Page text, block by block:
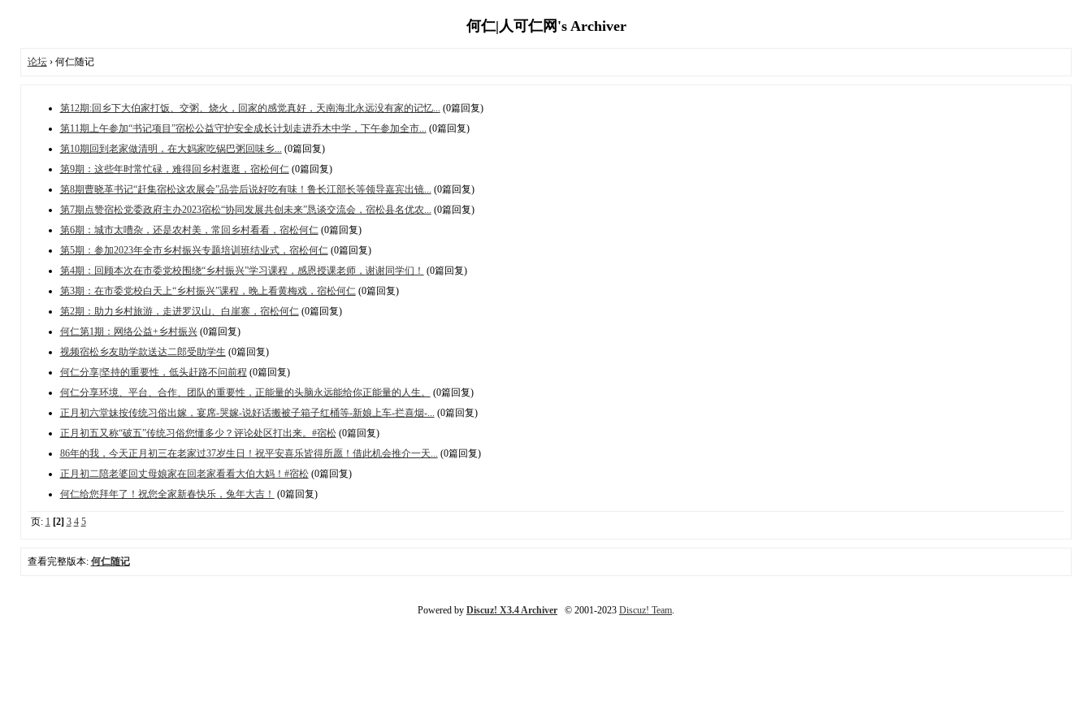
何仁|人可仁网's Archiver
论坛› 何仁随记
第12期:回乡下大伯家打饭、交粥、烧火，回家的感觉真好，天南海北永远没有家的记忆... (0篇回复)
第11期上午参加“书记项目”宿松公益守护安全成长计划走进乔木中学，下午参加全市... (0篇回复)
第10期回到老家做清明，在大妈家吃锅巴粥回味乡... (0篇回复)
第9期：这些年时常忙碌，难得回乡村逛逛，宿松何仁(0篇回复)
第8期曹晓革书记“赶集宿松这农展会”品尝后说好吃有味！鲁长江部长等领导嘉宾出镜... (0篇回复)
第7期点赞宿松党委政府主办2023宿松“协同发展共创未来”恳谈交流会，宿松县名优农... (0篇回复)
第6期：城市太嘈杂，还是农村美，常回乡村看看，宿松何仁(0篇回复)
第5期：参加2023年全市乡村振兴专题培训班结业式，宿松何仁(0篇回复)
第4期：回顾本次在市委党校围绕“乡村振兴”学习课程，感恩授课老师，谢谢同学们！ (0篇回复)
第3期：在市委党校白天上“乡村振兴”课程，晚上看黄梅戏，宿松何仁(0篇回复)
第2期：助力乡村旅游，走进罗汉山、白崖寨，宿松何仁(0篇回复)
何仁第1期：网络公益+乡村振兴(0篇回复)
视频宿松乡友助学款送达二郎受助学生 (0篇回复)
何仁分享|坚持的重要性，低头赶路不问前程 (0篇回复)
何仁分享环境、平台、合作、团队的重要性，正能量的头脑永远能给你正能量的人生。
(0篇回复)
正月初六堂妹按传统习俗出嫁，宴席-哭嫁-说好话搬被子箱子红桶等-新娘上车-拦喜烟-... (0篇回复)
正月初五又称“破五”传统习俗您懂多少？评论处区打出来。#宿松(0篇回复)
86年的我，今天正月初三在老家过37岁生日！祝平安喜乐皆得所愿！借此机会推介一天... (0篇回复)
正月初二陪老婆回丈母娘家在回老家看看大伯大妈！#宿松(0篇回复)
何仁给您拜年了！祝您全家新春快乐，兔年大吉！ (0篇回复)
页: 1 [2] 3 4 5
查看完整版本: 何仁随记
Powered by Discuz! X3.4 Archiver © 2001-2023 Discuz! Team.